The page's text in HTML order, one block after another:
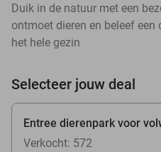
Duik in de natuur met een
ontmoet dieren en beleef
het hele gezin
Selecteer jouw deal
Entree dierenpark voor
Verkocht: 572